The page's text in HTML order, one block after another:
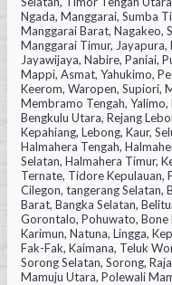
Ngada, Manggarai, Sumba
Manggarai Barat, Nagakeo,
Manggarai Timur, Jayapura,
Jayawijaya, Nabire, Paniai,
Mappi, Asmat, Yahukimo,
Keerom, Waropen, Supiori,
Membramo Tengah,
Bengkulu Utara, Rejang
Kepahiang, Lebong, Kaur,
Halmahera Tengah,
Selatan, Halmahera Timur,
Ternate, Tidore Kepulauan,
Cilegon, tangerang Selatan,
Barat, Bangka Selatan,
Gorontalo, Pohuwato,
Karimun, Natuna, Lingga,
Fak-Fak, Kaimana, Teluk
Sorong Selatan, Sorong,
Mamuju Utara, Polewali